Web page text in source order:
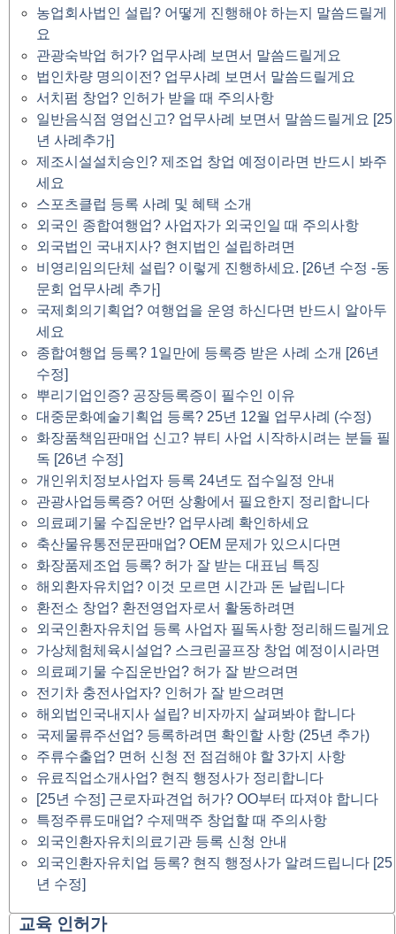
농업회사법인 설립? 어떻게 진행해야 하는지 말씀드릴게
요
관광숙박업 허가? 업무사례 보면서 말씀드릴게요
법인차량 명의이전? 업무사례 보면서 말씀드릴게요
서치펌 창업? 인허가 받을 때 주의사항
일반음식점 영업신고? 업무사례 보면서 말씀드릴게요 [25
년 사례추가]
제조시설설치승인? 제조업 창업 예정이라면 반드시 봐주
세요
스포츠클럽 등록 사례 및 혜택 소개
외국인 종합여행업? 사업자가 외국인일 때 주의사항
외국법인 국내지사? 현지법인 설립하려면
비영리임의단체 설립? 이렇게 진행하세요. [26년 수정 -동
문회 업무사례 추가]
국제회의기획업? 여행업을 운영 하신다면 반드시 알아두
세요
종합여행업 등록? 1일만에 등록증 받은 사례 소개 [26년
수정]
뿌리기업인증? 공장등록증이 필수인 이유
대중문화예술기획업 등록? 25년 12월 업무사례 (수정)
화장품책임판매업 신고? 뷰티 사업 시작하시려는 분들 필
독 [26년 수정]
개인위치정보사업자 등록 24년도 접수일정 안내
관광사업등록증? 어떤 상황에서 필요한지 정리합니다
의료폐기물 수집운반? 업무사례 확인하세요
축산물유통전문판매업? OEM 문제가 있으시다면
화장품제조업 등록? 허가 잘 받는 대표님 특징
해외환자유치업? 이것 모르면 시간과 돈 날립니다
환전소 창업? 환전영업자로서 활동하려면
외국인환자유치업 등록 사업자 필독사항 정리해드릴게요
가상체험체육시설업? 스크린골프장 창업 예정이시라면
의료폐기물 수집운반업? 허가 잘 받으려면
전기차 충전사업자? 인허가 잘 받으려면
해외법인국내지사 설립? 비자까지 살펴봐야 합니다
국제물류주선업? 등록하려면 확인할 사항 (25년 추가)
주류수출업? 면허 신청 전 점검해야 할 3가지 사항
유료직업소개사업? 현직 행정사가 정리합니다
[25년 수정] 근로자파견업 허가? OO부터 따져야 합니다
특정주류도매업? 수제맥주 창업할 때 주의사항
외국인환자유치의료기관 등록 신청 안내
외국인환자유치업 등록? 현직 행정사가 알려드립니다 [25
년 수정]
교육 인허가